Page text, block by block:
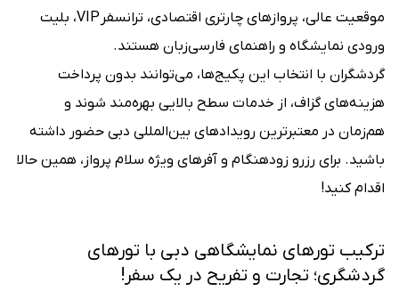
موقعیت عالی، پروازهای چارتری اقتصادی، ترانسفر VIP، بلیت
ورودی نمایشگاه و راهنمای فارسی‌زبان هستند.
گردشگران با انتخاب این پکیج‌ها، می‌توانند بدون پرداخت
هزینه‌های گزاف، از خدمات سطح بالایی بهره‌مند شوند و
هم‌زمان در معتبرترین رویدادهای بین‌المللی دبی حضور داشته
باشید. برای رزرو زودهنگام و آفرهای ویژه سلام پرواز، همین حالا
اقدام کنید!
ترکیب تورهای نمایشگاهی دبی با تورهای
گردشگری؛ تجارت و تفریح در یک سفر!